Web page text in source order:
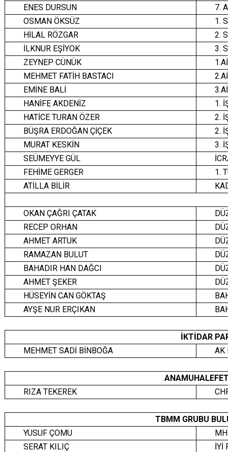
ENES DURSUN
7.
OSMAN ÖKSÜZ
1.
HİLAL RÖZGAR
2.
İLKNUR EŞİYOK
3.
ZEYNEP CÜNÜK
MEHMET FATİH BASTACI
EMİNE BALİ
HANİFE AKDENİZ
1.
HATİCE TURAN ÖZER
2.
BÜŞRA ERDOĞAN ÇİÇEK
2.
MURAT KESKİN
3.
SEÜMEYYE GÜL
FEHİME GERGER
1.
ATİLLA BİLİR
OKAN ÇAĞRI ÇATAK
RECEP ORHAN
AHMET ARTUK
RAMAZAN BULUT
BAHADIR HAN DAĞCI
AHMET ŞEKER
HÜSEYİN CAN GÖKTAŞ
AYŞE NUR ERÇIKAN
İKTİDAR
MEHMET SADİ BİNBOĞA
AK
RIZA TEKEREK
TBMM GRUBU
YUSUF ÇOMU
SERAT KILIÇ
İYİ